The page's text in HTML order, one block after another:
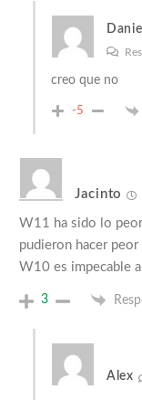
creo que no
-5
Jacinto
W11 ha sido lo
pudieron hacer
W10 es impecable
3
Alex